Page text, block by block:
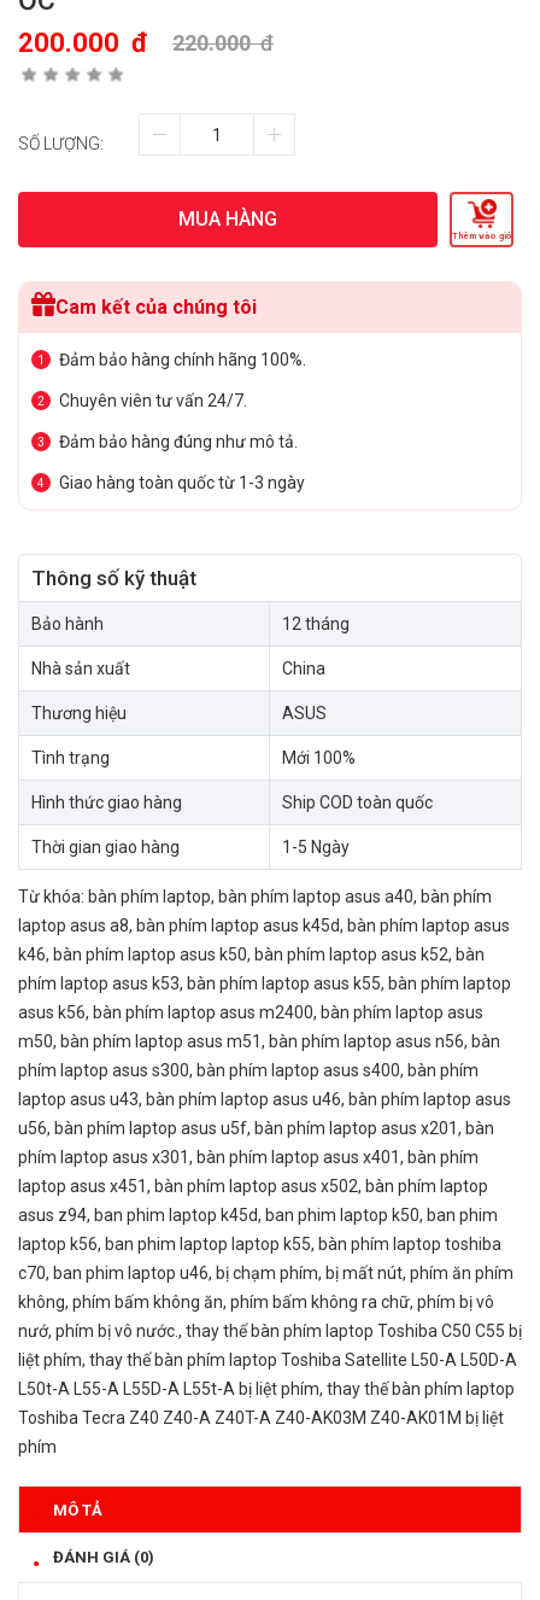
200.000 đ 220.000đ
SỐ LƯỢNG:
MUA HÀNG
Thêm vào giỏ
Cam kết của chúng tôi
1 Đảm bảo hàng chính hãng 100%.
2 Chuyên viên tư vấn 24/7.
3 Đảm bảo hàng đúng như mô tả.
4 Giao hàng toàn quốc từ 1-3 ngày
Thông số kỹ thuật
Bảo hành 12 tháng
Nhà sản xuất China
Thương hiệu ASUS
Tình trạng Mới 100%
Hình thức giao hàng Ship COD toàn quốc
Thời gian giao hàng 1-5 Ngày
Từ khóa: bàn phím laptop, bàn phím laptop asus a40, bàn phím
laptop asus a8, bàn phím laptop asus k45d, bàn phím laptop asus
k46, bàn phím laptop asus k50, bàn phím laptop asus k52, bàn
phím laptop asus k53, bàn phím laptop asus k55, bàn phím laptop
asus k56, bàn phím laptop asus m2400, bàn phím laptop asus
m50, bàn phím laptop asus m51, bàn phím laptop asus n56, bàn
phím laptop asus s300, bàn phím laptop asus s400, bàn phím
laptop asus u43, bàn phím laptop asus u46, bàn phím laptop asus
u56, bàn phím laptop asus u5f, bàn phím laptop asus x201, bàn
phím laptop asus x301, bàn phím laptop asus x401, bàn phím
laptop asus x451, bàn phím laptop asus x502, bàn phím laptop
asus z94, ban phim laptop k45d, ban phim laptop k50, ban phim
laptop k56, ban phim laptop laptop k55, bàn phím laptop toshiba
c70, ban phim laptop u46, bị chạm phím, bị mất nút, phím ăn phím
không, phím bấm không ăn, phím bấm không ra chữ, phím bị vô
nướ, phím bị vô nước., thay thế bàn phím laptop Toshiba C50 C55 bị
liệt phím, thay thế bàn phím laptop Toshiba Satellite L50-A L50D-A
L50t-A L55-A L55D-A L55t-A bị liệt phím, thay thế bàn phím laptop
Toshiba Tecra Z40 Z40-A Z40T-A Z40-AK03M Z40-AK01M bị liệt
phím
MÔ TẢ
ĐÁNH GIÁ (0)